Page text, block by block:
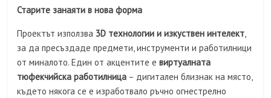
Старите занаяти в нова форма
Проектът използва 3D технологии и изкуствен интелект,
за да пресъздаде предмети, инструменти и работилници
от миналото. Един от акцентите евиртуалната
тюфекчийска работилница – дигитален близнак на място,
където някога се е изработвало ръчно огнестрелно